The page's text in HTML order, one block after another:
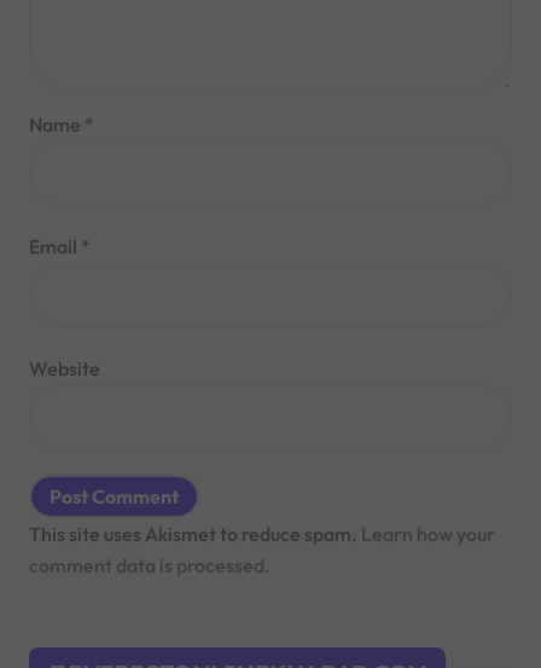
Name *
Email *
Website
This site uses Akismet to reduce spam. Learn how your
comment data is processed.